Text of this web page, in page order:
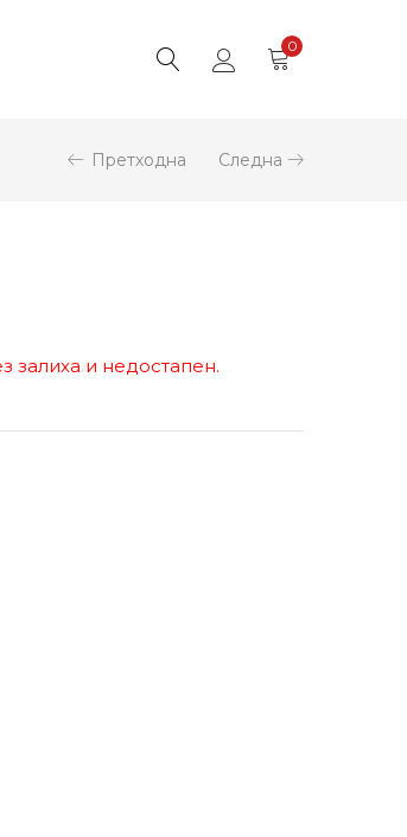
0
Претходна Следна
залиха и недостапен.